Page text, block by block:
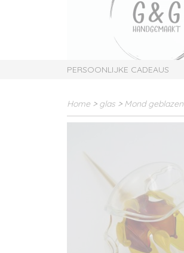
PERSOONLIJKE CADEAUS
Home > glas > Mond geblazen